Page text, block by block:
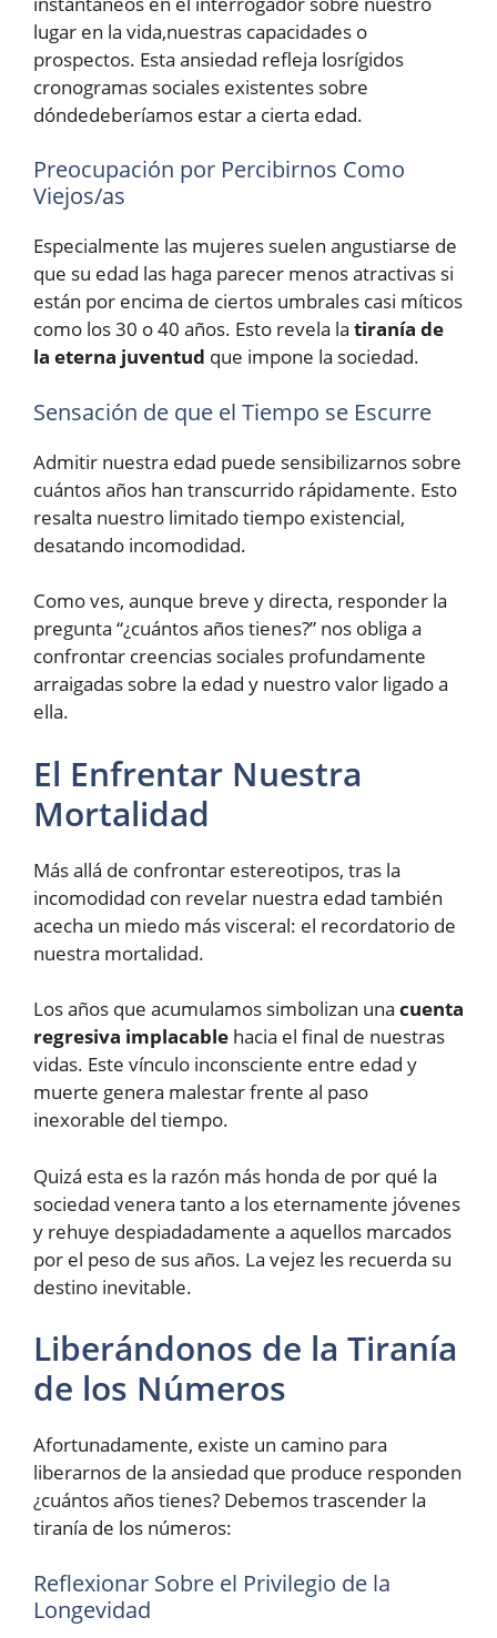
lugar en la vida,nuestras capacidades o
prospectos. Esta ansiedad refleja losrígidos
cronogramas sociales existentes sobre
dóndedeberíamos estar a cierta edad.
Preocupación por Percibirnos Como
Viejos/as
Especialmente las mujeres suelen angustiarse de
que su edad las haga parecer menos atractivas si
están por encima de ciertos umbrales casi míticos
como los 30 o 40 años. Esto revela la tiranía de
la eterna juventud que impone la sociedad.
Sensación de que el Tiempo se Escurre
Admitir nuestra edad puede sensibilizarnos sobre
cuántos años han transcurrido rápidamente. Esto
resalta nuestro limitado tiempo existencial,
desatando incomodidad.
Como ves, aunque breve y directa, responder la
pregunta “¿cuántos años tienes?” nos obliga a
confrontar creencias sociales profundamente
arraigadas sobre la edad y nuestro valor ligado a
ella.
El Enfrentar Nuestra
Mortalidad
Más allá de confrontar estereotipos, tras la
incomodidad con revelar nuestra edad también
acecha un miedo más visceral: el recordatorio de
nuestra mortalidad.
Los años que acumulamos simbolizan una cuenta
regresiva implacable hacia el final de nuestras
vidas. Este vínculo inconsciente entre edad y
muerte genera malestar frente al paso
inexorable del tiempo.
Quizá esta es la razón más honda de por qué la
sociedad venera tanto a los eternamente jóvenes
y rehuye despiadadamente a aquellos marcados
por el peso de sus años. La vejez les recuerda su
destino inevitable.
Liberándonos de la Tiranía
de los Números
Afortunadamente, existe un camino para
liberarnos de la ansiedad que produce responden
¿cuántos años tienes? Debemos trascender la
tiranía de los números:
Reflexionar Sobre el Privilegio de la
Longevidad